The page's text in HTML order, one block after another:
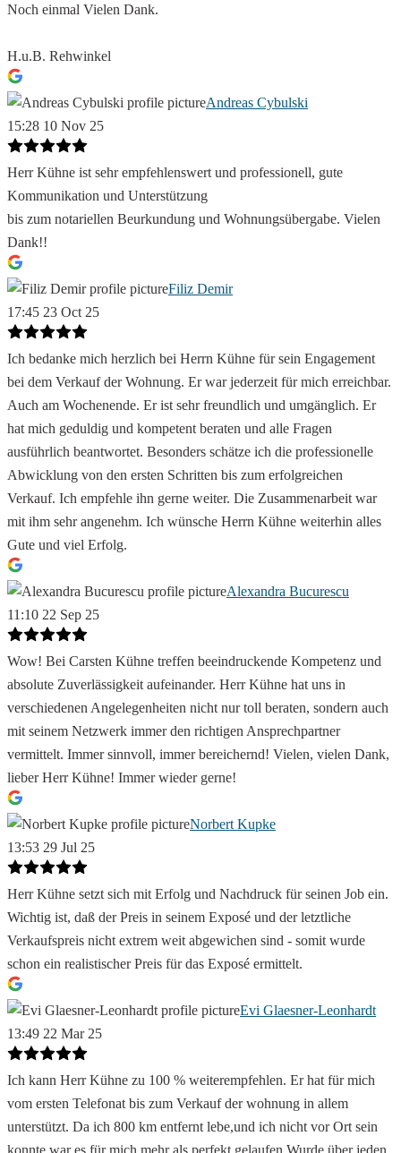
Noch einmal Vielen Dank.
H.u.B. Rehwinkel
Andreas Cybulski
15:28 10 Nov 25
Herr Kühne ist sehr empfehlenswert und professionell, gute
Kommunikation und Unterstützung
bis zum notariellen Beurkundung und Wohnungsübergabe. Vielen
Dank!!
Filiz Demir
17:45 23 Oct 25
Ich bedanke mich herzlich bei Herrn Kühne für sein Engagement
bei dem Verkauf der Wohnung. Er war jederzeit für mich erreichbar.
Auch am Wochenende. Er ist sehr freundlich und umgänglich. Er
hat mich geduldig und kompetent beraten und alle Fragen
ausführlich beantwortet. Besonders schätze ich die professionelle
Abwicklung von den ersten Schritten bis zum erfolgreichen
Verkauf. Ich empfehle ihn gerne weiter. Die Zusammenarbeit war
mit ihm sehr angenehm. Ich wünsche Herrn Kühne weiterhin alles
Gute und viel Erfolg.
Alexandra Bucurescu
11:10 22 Sep 25
Wow! Bei Carsten Kühne treffen beeindruckende Kompetenz und
absolute Zuverlässigkeit aufeinander. Herr Kühne hat uns in
verschiedenen Angelegenheiten nicht nur toll beraten, sondern auch
mit seinem Netzwerk immer den richtigen Ansprechpartner
vermittelt. Immer sinnvoll, immer bereichernd! Vielen, vielen Dank,
lieber Herr Kühne! Immer wieder gerne!
Norbert Kupke
13:53 29 Jul 25
Herr Kühne setzt sich mit Erfolg und Nachdruck für seinen Job ein.
Wichtig ist, daß der Preis in seinem Exposé und der letztliche
Verkaufspreis nicht extrem weit abgewichen sind - somit wurde
schon ein realistischer Preis für das Exposé ermittelt.
Evi Glaesner-Leonhardt
13:49 22 Mar 25
Ich kann Herr Kühne zu 100 % weiterempfehlen. Er hat für mich
vom ersten Telefonat bis zum Verkauf der wohnung in allem
unterstützt. Da ich 800 km entfernt lebe,und ich nicht vor Ort sein
konnte,war es für mich mehr als perfekt gelaufen.Wurde über jeden